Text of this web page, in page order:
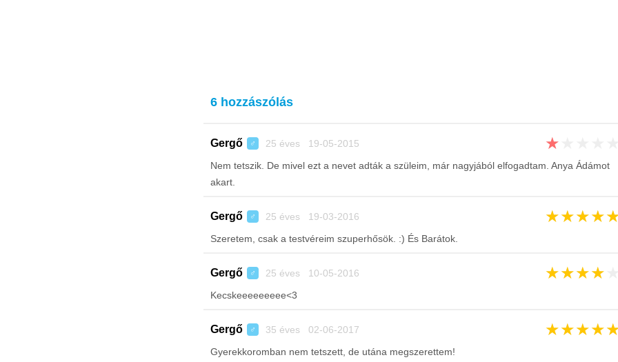
6 hozzászólás
Gergő ♂ 25 éves 19-05-2015 ★
Nem tetszik. De mivel ezt a nevet adták a szüleim, már nagyjából elfogadtam. Anya Ádámot
akart.
Gergő ♂ 25 éves 19-03-2016 ★★★★
Szeretem, csak a testvéreim szuperhősök. :) És Barátok.
Gergő ♂ 25 éves 10-05-2016 ★★★★
Kecskeeeeeeeee<3
Gergő ♂ 35 éves 02-06-2017 ★★★★
Gyerekkoromban nem tetszett, de utána megszerettem!